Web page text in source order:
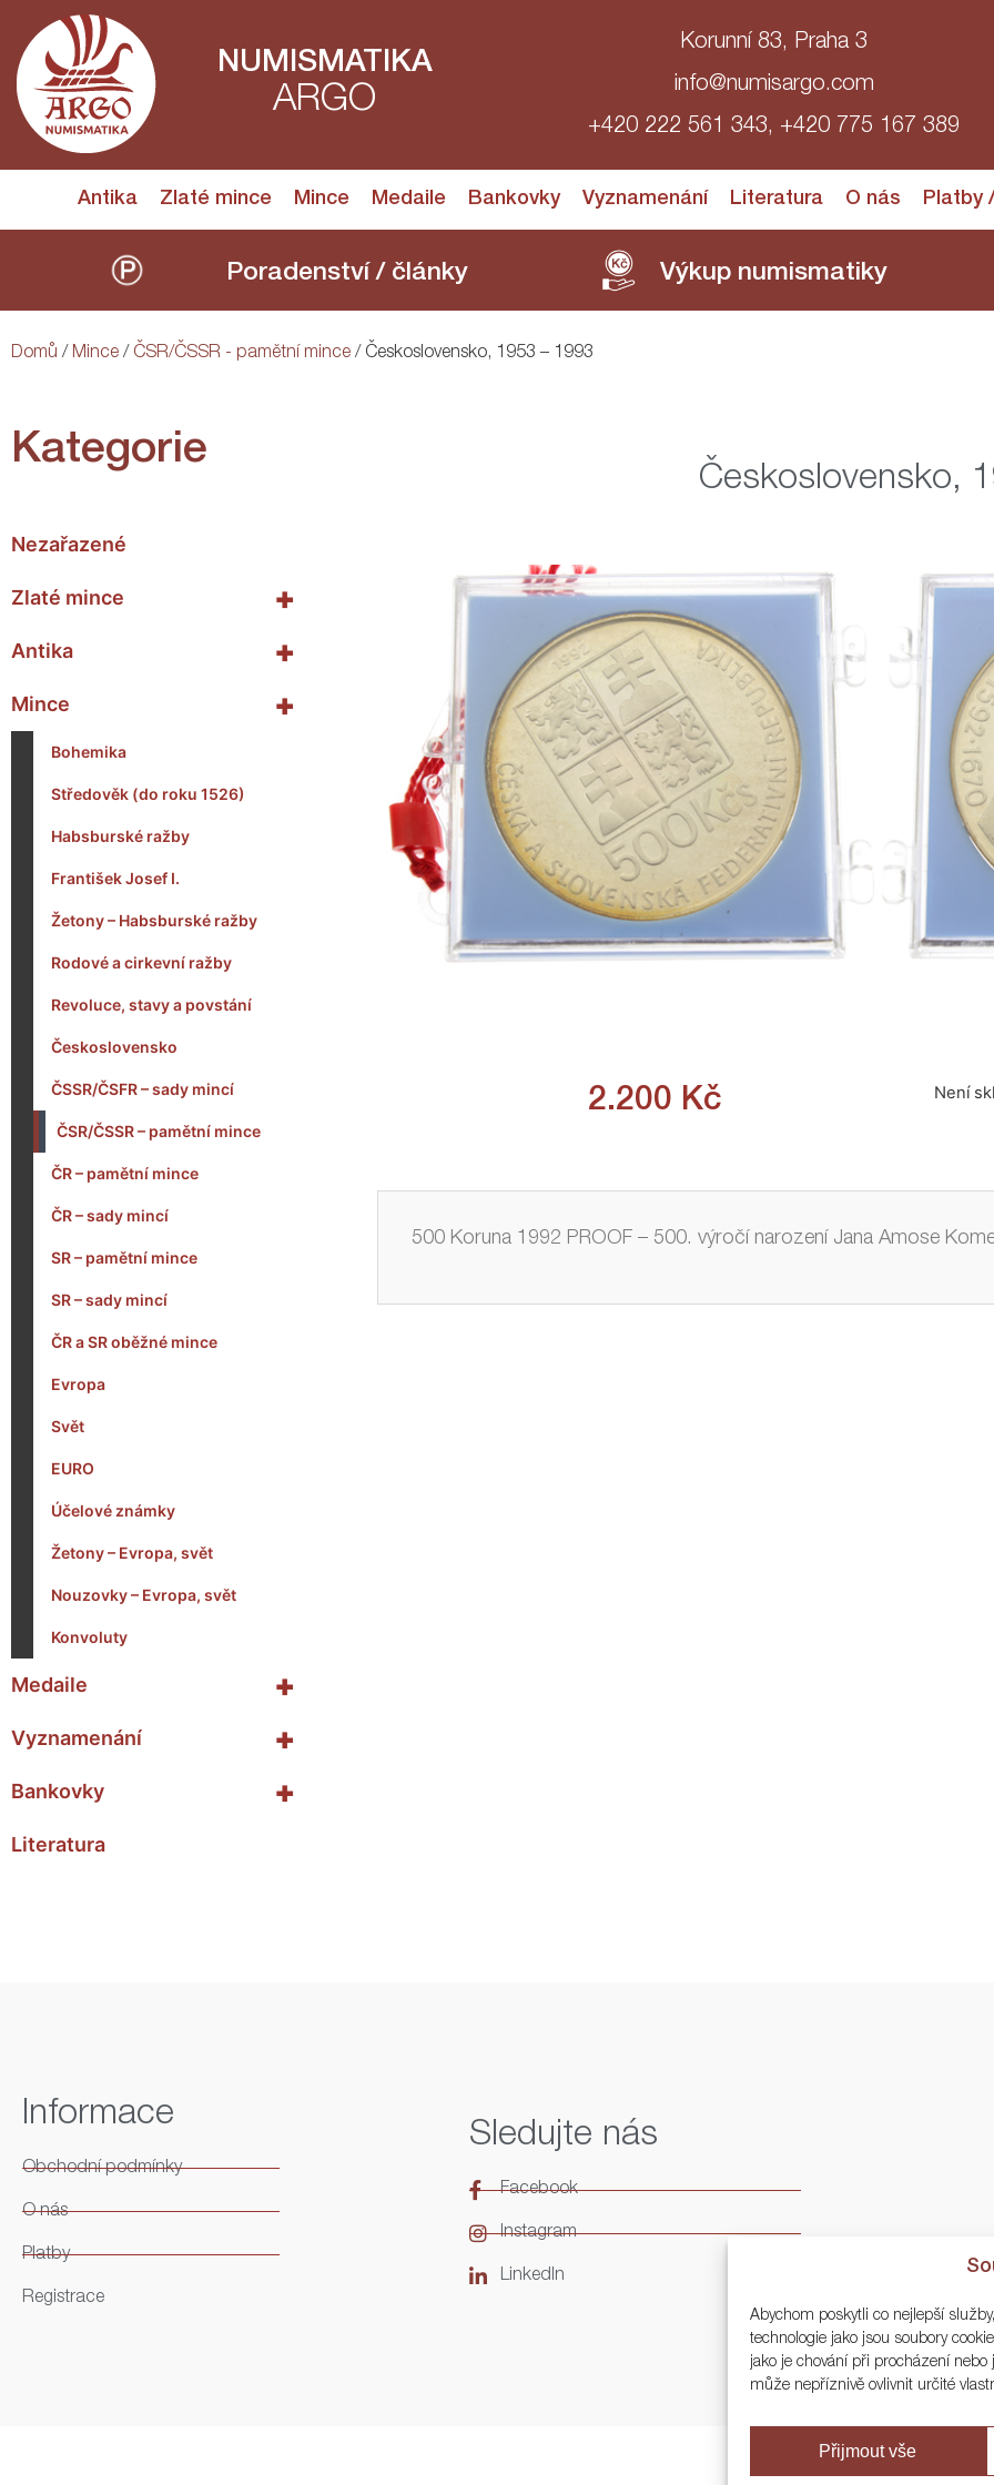
Abychom poskytli co nejlepší
technologie jako jsou soubory
jako je chování při procházení
může nepříznivě ovlivnit určité
Přijmout vše
NUMISMATIKA
ARGO
Korunní 83, Praha 3
info@numisargo.com
+420 222 561 343, +420 775 167 389
Antika Zlaté mince Mince Medaile Bankovky Vyznamenání Literatura O nás Platby
Poradenství / články Výkup numismatiky
Domů / Mince / ČSR/ČSSR - pamětní mince / Československo, 1953 – 1993
Kategorie
Nezařazené
+
Zlaté mince
+
Antika
+
Mince
Bohemika
Středověk (do roku 1526)
Habsburské ražby
František Josef I.
Žetony – Habsburské ražby
Rodové a cirkevní ražby
Revoluce, stavy a povstání
Československo
ČSSR/ČSFR – sady mincí
ČSR/ČSSR – pamětní mince
ČR – pamětní mince
ČR – sady mincí
SR – pamětní mince
SR – sady mincí
ČR a SR oběžné mince
Evropa
Svět
EURO
Účelové známky
Žetony – Evropa, svět
Nouzovky – Evropa, svět
Konvoluty
+
Medaile
+
Vyznamenání
+
Bankovky
Literatura
Československo,
2.200 Kč Není
500 Koruna 1992 PROOF – 500. výročí narození Jana Amose
Informace
Obchodní podmínky
O nás
Platby
Registrace
Sledujte nás
Facebook
Instagram
LinkedIn